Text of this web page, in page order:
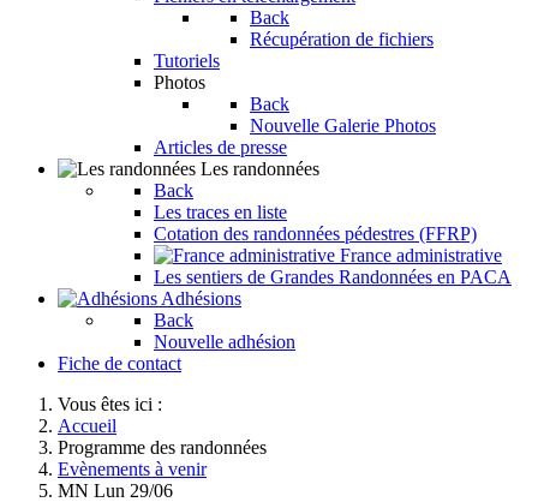
Back
Récupération de fichiers
Tutoriels
Photos
Back
Nouvelle Galerie Photos
Articles de presse
Les randonnées
Back
Les traces en liste
Cotation des randonnées pédestres (FFRP)
France administrative
Les sentiers de Grandes Randonnées en PACA
Adhésions
Back
Nouvelle adhésion
Fiche de contact
Vous êtes ici :
Accueil
Programme des randonnées
Evènements à venir
MN Lun 29/06